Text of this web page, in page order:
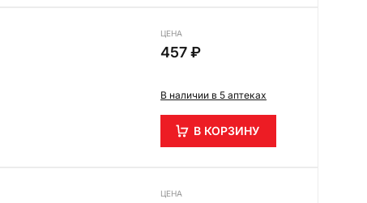
ЦЕНА
457 ₽
В наличии в 5 аптеках
В КОРЗИНУ
ЦЕНА